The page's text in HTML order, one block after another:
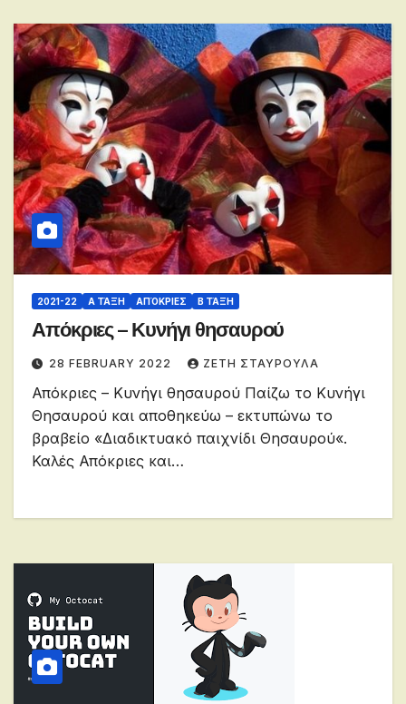
2021-22 Α ΤΆΞΗ ΑΠΌΚΡΙΕΣ Β ΤΆΞΗ
Απόκριες – Κυνήγι θησαυρού
28 FEBRUARY 2022 ΖΕΤΗ ΣΤΑΥΡΟΥΛΑ
Απόκριες – Κυνήγι θησαυρού Παίζω το Κυνήγι
Θησαυρού και αποθηκεύω – εκτυπώνω το
βραβείο «Διαδικτυακό παιχνίδι Θησαυρού«.
Καλές Απόκριες και…